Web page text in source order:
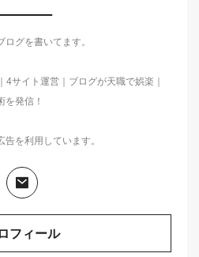
グを書いてます。
サイト運営｜ブログが天職で娯楽｜
を発信！
を利用しています。
フィール